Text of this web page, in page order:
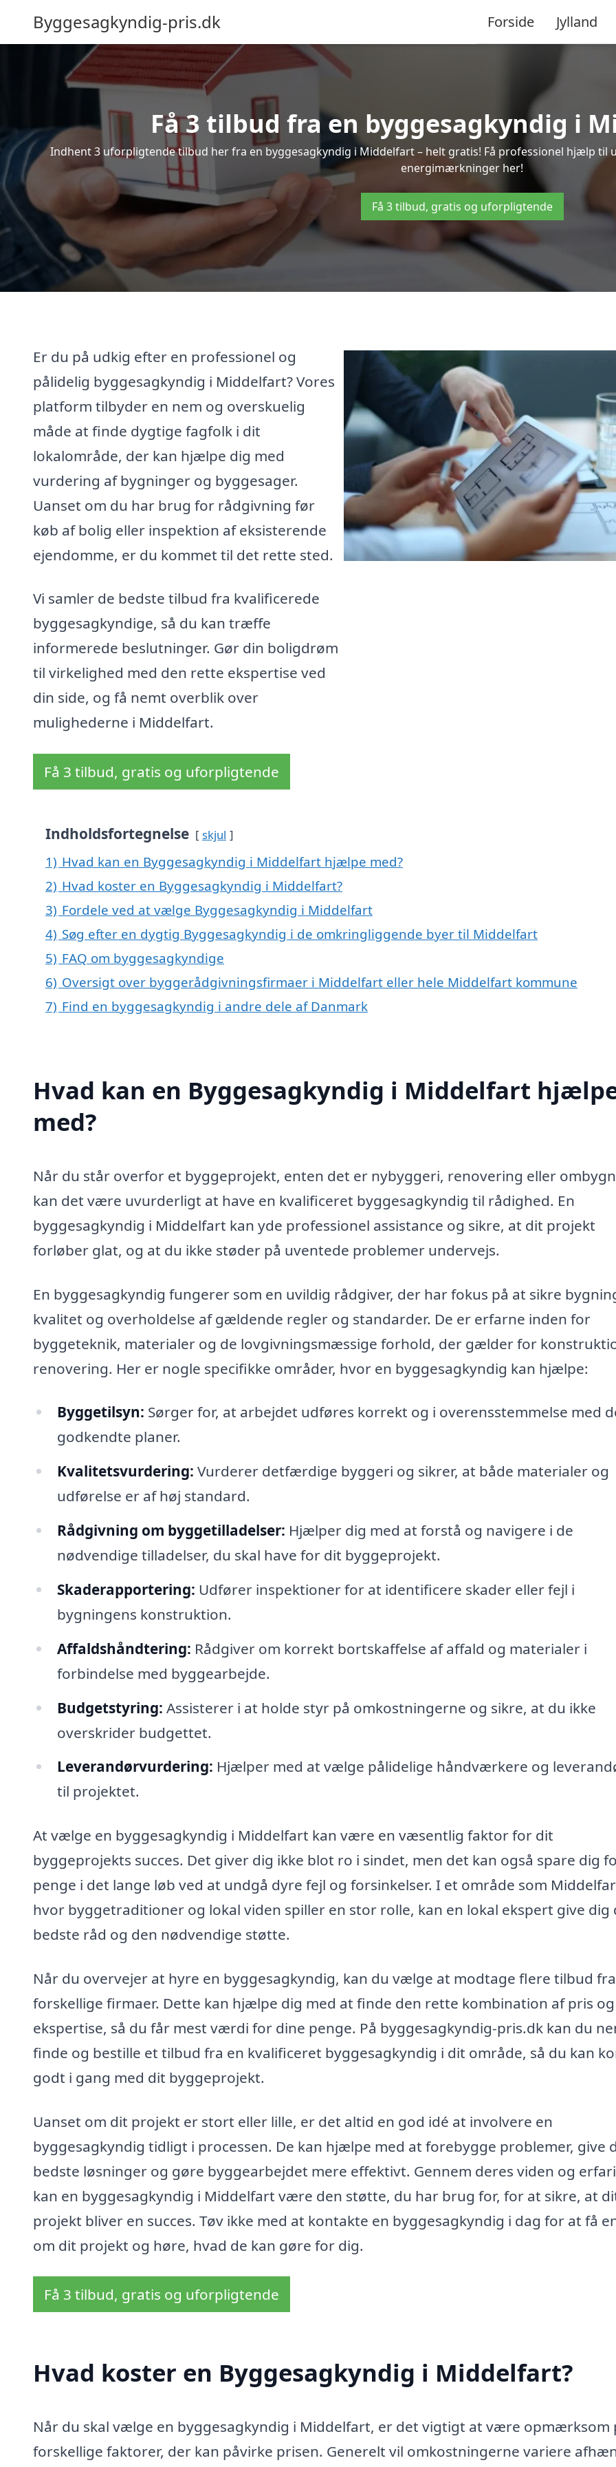
Byggesagkyndig-pris.dk Forside Jylland
Få 3 tilbud fra en byggesagkyndig i
Indhent 3 uforpligtende tilbud her fra en byggesagkyndig i Middelfart – helt gratis! Få professionel hjælp
energimærkninger her!
Få 3 tilbud, gratis og uforpligtende
Er du på udkig efter en professionel og
pålidelig byggesagkyndig i Middelfart? Vores
platform tilbyder en nem og overskuelig
måde at finde dygtige fagfolk i dit
lokalområde, der kan hjælpe dig med
vurdering af bygninger og byggesager.
Uanset om du har brug for rådgivning før
køb af bolig eller inspektion af eksisterende
ejendomme, er du kommet til det rette sted.
Vi samler de bedste tilbud fra kvalificerede
byggesagkyndige, så du kan træffe
informerede beslutninger. Gør din boligdrøm
til virkelighed med den rette ekspertise ved
din side, og få nemt overblik over
mulighederne i Middelfart.
Få 3 tilbud, gratis og uforpligtende
Indholdsfortegnelse skjul
1) Hvad kan en Byggesagkyndig i Middelfart hjælpe med?
2) Hvad koster en Byggesagkyndig i Middelfart?
3) Fordele ved at vælge Byggesagkyndig i Middelfart
4) Søg efter en dygtig Byggesagkyndig i de omkringliggende byer til Middelfart
5) FAQ om byggesagkyndige
6) Oversigt over byggerådgivningsfirmaer i Middelfart eller hele Middelfart kommune
7) Find en byggesagkyndig i andre dele af Danmark
Hvad kan en Byggesagkyndig i Middelfart
med?
Når du står overfor et byggeprojekt, enten det er nybyggeri, renovering eller
kan det være uvurderligt at have en kvalificeret byggesagkyndig til rådighed. En
byggesagkyndig i Middelfart kan yde professionel assistance og sikre, at dit projekt
forløber glat, og at du ikke støder på uventede problemer undervejs.
En byggesagkyndig fungerer som en uvildig rådgiver, der har fokus på at sikre
kvalitet og overholdelse af gældende regler og standarder. De er erfarne inden for
byggeteknik, materialer og de lovgivningsmæssige forhold, der gælder for
renovering. Her er nogle specifikke områder, hvor en byggesagkyndig kan hjælpe:
Byggetilsyn: Sørger for, at arbejdet udføres korrekt og i overensstemmelse med
godkendte planer.
Kvalitetsvurdering: Vurderer detfærdige byggeri og sikrer, at både materialer og
udførelse er af høj standard.
Rådgivning om byggetilladelser: Hjælper dig med at forstå og navigere i de
nødvendige tilladelser, du skal have for dit byggeprojekt.
Skaderapportering: Udfører inspektioner for at identificere skader eller fejl i
bygningens konstruktion.
Affaldshåndtering: Rådgiver om korrekt bortskaffelse af affald og materialer i
forbindelse med byggearbejde.
Budgetstyring: Assisterer i at holde styr på omkostningerne og sikre, at du ikke
overskrider budgettet.
Leverandørvurdering: Hjælper med at vælge pålidelige håndværkere og
til projektet.
At vælge en byggesagkyndig i Middelfart kan være en væsentlig faktor for dit
byggeprojekts succes. Det giver dig ikke blot ro i sindet, men det kan også spare dig
penge i det lange løb ved at undgå dyre fejl og forsinkelser. I et område som
hvor byggetraditioner og lokal viden spiller en stor rolle, kan en lokal ekspert give dig
bedste råd og den nødvendige støtte.
Når du overvejer at hyre en byggesagkyndig, kan du vælge at modtage flere tilbud fra
forskellige firmaer. Dette kan hjælpe dig med at finde den rette kombination af pris og
ekspertise, så du får mest værdi for dine penge. På byggesagkyndig-pris.dk kan du
finde og bestille et tilbud fra en kvalificeret byggesagkyndig i dit område, så du kan
godt i gang med dit byggeprojekt.
Uanset om dit projekt er stort eller lille, er det altid en god idé at involvere en
byggesagkyndig tidligt i processen. De kan hjælpe med at forebygge problemer, give
bedste løsninger og gøre byggearbejdet mere effektivt. Gennem deres viden og
kan en byggesagkyndig i Middelfart være den støtte, du har brug for, for at sikre, at
projekt bliver en succes. Tøv ikke med at kontakte en byggesagkyndig i dag for at få
om dit projekt og høre, hvad de kan gøre for dig.
Få 3 tilbud, gratis og uforpligtende
Hvad koster en Byggesagkyndig i Middelfart?
Når du skal vælge en byggesagkyndig i Middelfart, er det vigtigt at være opmærksom
forskellige faktorer, der kan påvirke prisen. Generelt vil omkostningerne variere